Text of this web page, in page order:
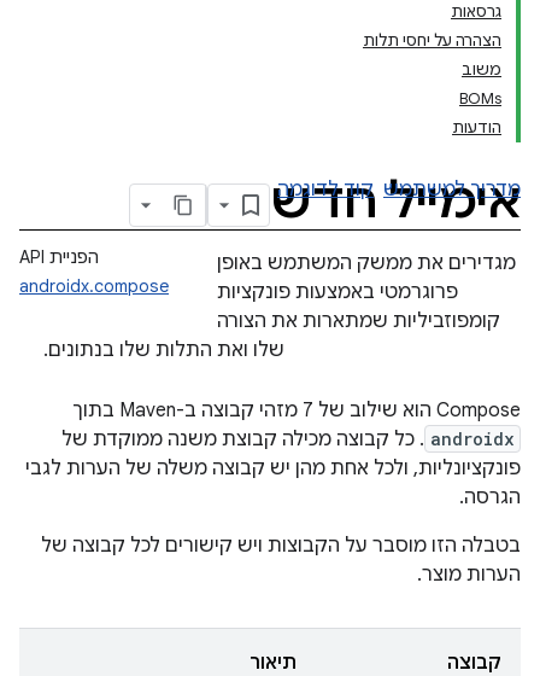
גרסאות
הצהרה על יחסי תלות
משוב
BOMs
הודעות
אימייל חדש
מדריך למשתמש קוד לדוגמה
הפניית API
androidx.compose
מגדירים את ממשק המשתמש באופן
פרוגרמטי באמצעות פונקציות
קומפוזביליות שמתארות את הצורה
שלו ואת התלות שלו בנתונים.
‫Compose הוא שילוב של 7 מזהי קבוצה ב-Maven בתוך
androidx . כל קבוצה מכילה קבוצת משנה ממוקדת של
פונקציונליות, ולכל אחת מהן יש קבוצה משלה של הערות לגבי
הגרסה.
בטבלה הזו מוסבר על הקבוצות ויש קישורים לכל קבוצה של
הערות מוצר.
קבוצה תיאור